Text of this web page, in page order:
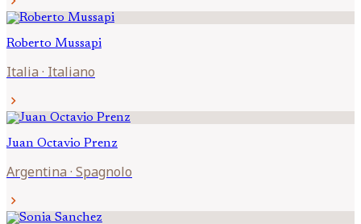
Roberto Mussapi
Italia · Italiano
chevron_right
Juan Octavio Prenz
Argentina · Spagnolo
chevron_right